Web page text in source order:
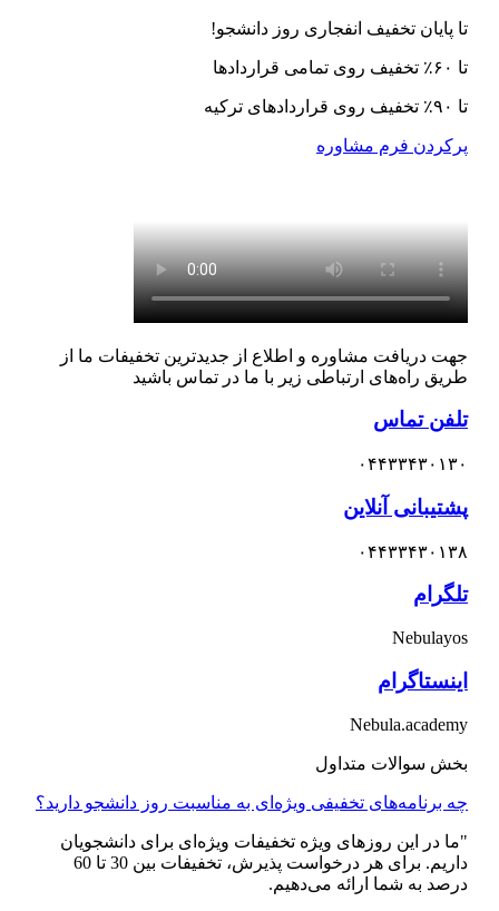
تا پایان تخفیف انفجاری روز دانشجو!
تا ۶۰٪ تخفیف روی تمامی قراردادها
تا ۹۰٪ تخفیف روی قراردادهای ترکیه
پرکردن فرم مشاوره
جهت دریافت مشاوره و اطلاع از جدیدترین تخفیفات ما از
طریق راه‌های ارتباطی زیر با ما در تماس باشید
تلفن تماس
۰۴۴۳۳۴۳۰۱۳۰
پشتیبانی آنلاین
۰۴۴۳۳۴۳۰۱۳۸
تلگرام
Nebulayos
اینستاگرام
Nebula.academy
بخش سوالات متداول
چه برنامه‌های تخفیفی ویژه‌ای به مناسبت روز دانشجو دارید؟
"ما در این روزهای ویژه تخفیفات ویژه‌ای برای دانشجویان
داریم. برای هر درخواست پذیرش، تخفیفات بین 30 تا 60
درصد به شما ارائه می‌دهیم.